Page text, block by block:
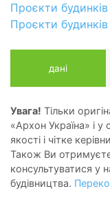
Проєкти
Проєкти
дані
Увага! Тільки
«Архон Україна» і у
якості і чітке
Також Ви
консультуватися у
будівництва.